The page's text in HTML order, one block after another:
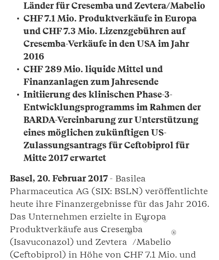
Länder für Cresemba und Zevtera/Mabelio
CHF 7.1 Mio. Produktverkäufe in Europa
und CHF 7.3 Mio. Lizenzgebühren auf
Cresemba-Verkäufe in den USA im Jahr
2016
CHF 289 Mio. liquide Mittel und
Finanzanlagen zum Jahresende
Initiierung des klinischen Phase-3-
Entwicklungsprogramms im Rahmen der
BARDA-Vereinbarung zur Unterstützung
eines möglichen zukünftigen US-
Zulassungsantrags für Ceftobiprol für
Mitte 2017 erwartet
Basel, 20. Februar 2017- Basilea
Pharmaceutica AG (SIX: BSLN) veröffentlichte
heute ihre Finanzergebnisse für das Jahr 2016.
Das Unternehmen erzielte in Europa
Produktverkäufe aus Cresemba
®
(Isavuconazol) und Zevtera
®
/Mabelio
®
(Ceftobiprol) in Höhe von CHF 7.1 Mio. und